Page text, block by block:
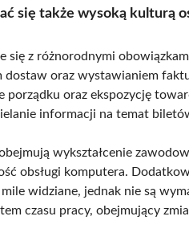
się także wysoką kulturą
się z różnorodnymi
dostaw oraz wystawianiem
porządku oraz ekspozycję
informacji na temat
wykształcenie
obsługi komputera.
widziane, jednak nie są
czasu pracy, obejmujący